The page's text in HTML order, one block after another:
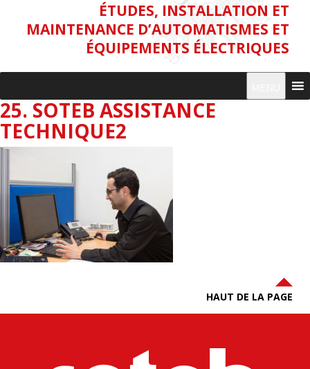
ÉTUDES, INSTALLATION ET
MAINTENANCE D’AUTOMATISMES ET
ÉQUIPEMENTS ÉLECTRIQUES
25. SOTEB ASSISTANCE
TECHNIQUE2
HAUT DE LA PAGE